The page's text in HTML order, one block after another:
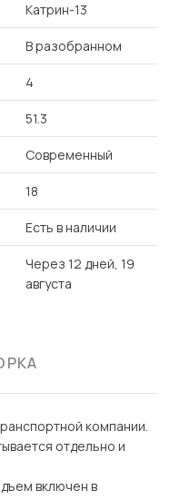
Катрин-13
В разобранном
4
51.3
Современный
18
Есть в наличии
Через 12 дней, 19
августа
компании.
отдельно и
включен в